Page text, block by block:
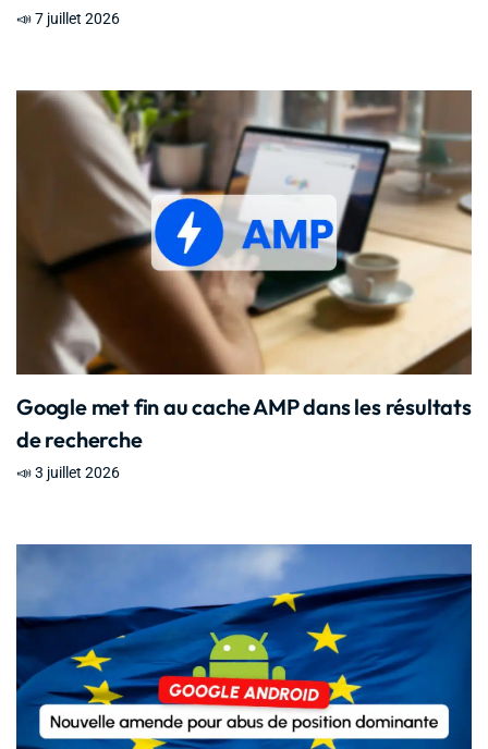
📣 7 juillet 2026
Google met fin au cache AMP dans les résultats
de recherche
📣 3 juillet 2026